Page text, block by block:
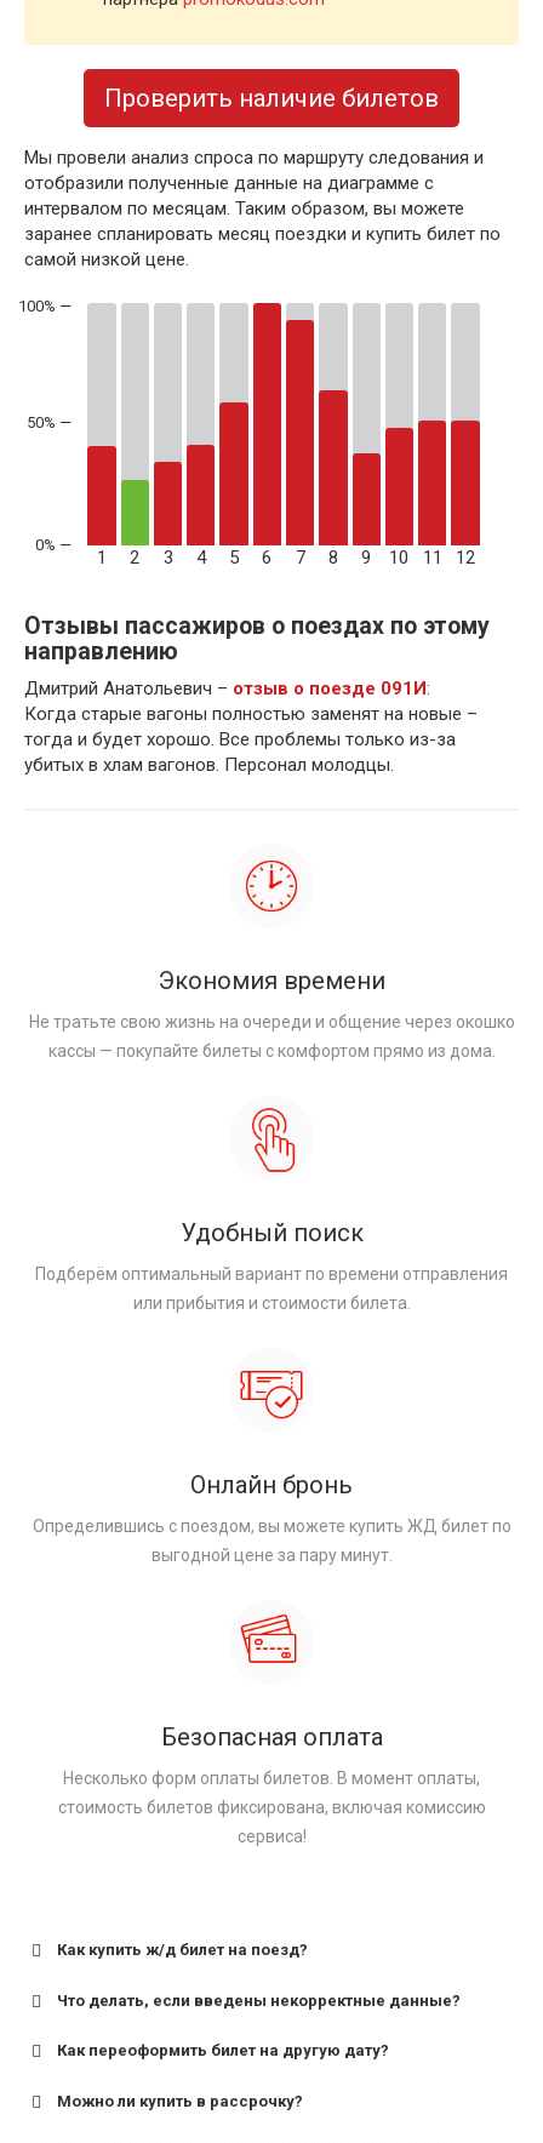
Проверить наличие билетов
Мы провели анализ спроса по маршруту следования и
отобразили полученные данные на диаграмме с
интервалом по месяцам. Таким образом, вы можете
заранее спланировать месяц поездки и купить билет по
самой низкой цене.
50% —
1 2 3 4 5 6 7 8 9 10 11 12
Отзывы пассажиров о поездах по этому
направлению
Дмитрий Анатольевич – отзыв о поезде 091И:
Когда старые вагоны полностью заменят на новые –
тогда и будет хорошо. Все проблемы только из-за
убитых в хлам вагонов. Персонал молодцы.
Экономия времени
Не тратьте свою жизнь на очереди и общение через окошко
кассы — покупайте билеты с комфортом прямо из дома.
Удобный поиск
Подберём оптимальный вариант по времени отправления
или прибытия и стоимости билета.
Онлайн бронь
Определившись с поездом, вы можете купить ЖД билет по
выгодной цене за пару минут.
Безопасная оплата
Несколько форм оплаты билетов. В момент оплаты,
стоимость билетов фиксирована, включая комиссию
сервиса!
Как купить ж/д билет на поезд?
Что делать, если введены некорректные данные?
Как переоформить билет на другую дату?
Можно ли купить в рассрочку?